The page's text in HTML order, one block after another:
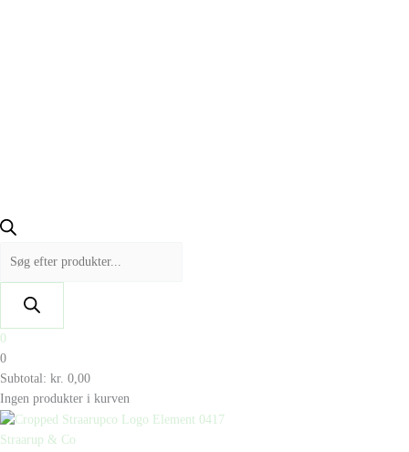
0
0
Subtotal: kr. 0,00
Ingen produkter i kurven
Straarup & Co